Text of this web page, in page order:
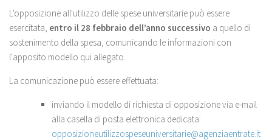
L'opposizione all'utilizzo delle spese universitarie può essere
esercitata, entro il 28 febbraio dell’anno successivo a quello di
sostenimento della spesa, comunicando le informazioni con
l'apposito modello qui allegato.
La comunicazione può essere effettuata:
inviando il modello di richiesta di opposizione via e-mail
alla casella di posta elettronica dedicata:
opposizioneutilizzospeseuniversitarie@agenziaentrate.it